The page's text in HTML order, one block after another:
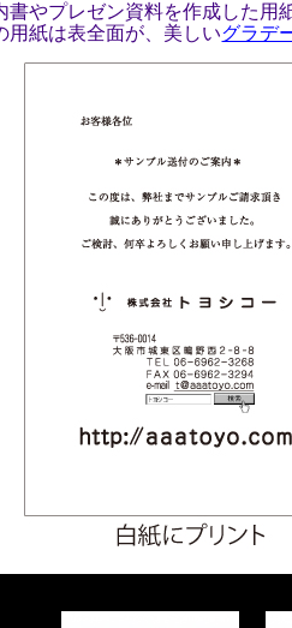
書やプレゼン資料を作成した用
用紙は表全面が、美しいグラデ